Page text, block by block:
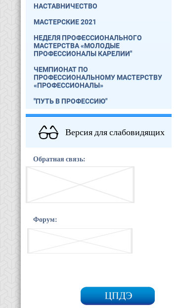
НАСТАВНИЧЕСТВО
МАСТЕРСКИЕ 2021
НЕДЕЛЯ ПРОФЕССИОНАЛЬНОГО
МАСТЕРСТВА «МОЛОДЫЕ
ПРОФЕССИОНАЛЫ КАРЕЛИИ"
ЧЕМПИОНАТ ПО
ПРОФЕССИОНАЛЬНОМУ МАСТЕРСТВУ
«ПРОФЕССИОНАЛЫ»
"ПУТЬ В ПРОФЕССИЮ"
Версия для слабовидящих
Обратная связь:
Форум: